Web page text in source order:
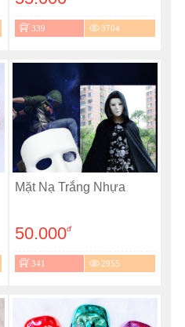
339 3704
Mặt Nạ Trắng Nhựa
50.000đ
341 2955